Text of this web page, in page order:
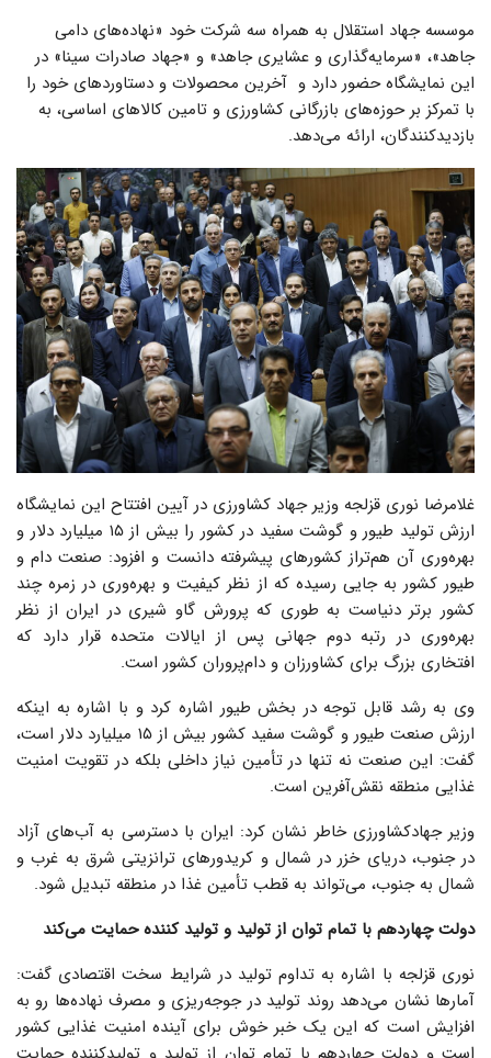
موسسه جهاد استقلال به همراه سه شرکت خود «نهاده‌های دامی
جاهد»، «سرمایه‌گذاری و عشایری جاهد» و «جهاد صادرات سینا» در
این نمایشگاه حضور دارد و آخرین محصولات و دستاوردهای خود را
با تمرکز بر حوزه‌های بازرگانی کشاورزی و تامین کالاهای اساسی، به
بازدیدکنندگان، ارائه می‌دهد.
غلامرضا نوری قزلجه وزیر جهاد کشاورزی در آیین افتتاح این نمایشگاه
ارزش تولید طیور و گوشت سفید در کشور را بیش از ۱۵ میلیارد دلار و
بهره‌وری آن هم‌تراز کشورهای پیشرفته دانست و افزود: صنعت دام و
طیور کشور به‌ جایی رسیده که از نظر کیفیت و بهره‌وری در زمره چند
کشور برتر دنیاست به طوری که پرورش گاو شیری در ایران از نظر
بهره‌وری در رتبه دوم جهانی پس از ایالات متحده قرار دارد که
افتخاری بزرگ برای کشاورزان و دام‌پروران کشور است.
وی به رشد قابل توجه در بخش طیور اشاره کرد و با اشاره به اینکه
ارزش صنعت طیور و گوشت سفید کشور بیش از ۱۵ میلیارد دلار است،
گفت: این صنعت نه تنها در تأمین نیاز داخلی بلکه در تقویت امنیت
غذایی منطقه نقش‌آفرین است.
وزیر جهادکشاورزی خاطر نشان کرد: ایران با دسترسی به آب‌های آزاد
در جنوب، دریای خزر در شمال و کریدورهای ترانزیتی شرق به غرب و
شمال به جنوب، می‌تواند به قطب تأمین غذا در منطقه تبدیل شود.
دولت چهاردهم با تمام توان از تولید و تولید کننده حمایت می‌کند
نوری قزلجه با اشاره به تداوم تولید در شرایط سخت اقتصادی گفت:
آمارها نشان می‌دهد روند تولید در جوجه‌ریزی و مصرف نهاده‌ها رو به
افزایش است که این یک خبر خوش برای آینده امنیت غذایی کشور